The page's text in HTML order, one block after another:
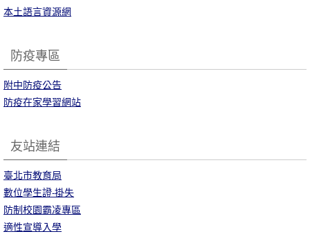
本土語言資源網
防疫專區
附中防疫公告
防疫在家學習網站
友站連結
臺北市教育局
數位學生證-掛失
防制校園霸凌專區
適性宣導入學